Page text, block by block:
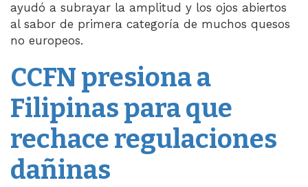
ayudó a subrayar la amplitud y los ojos abiertos
al sabor de primera categoría de muchos quesos
no europeos.
CCFN presiona a
Filipinas para que
rechace regulaciones
dañinas